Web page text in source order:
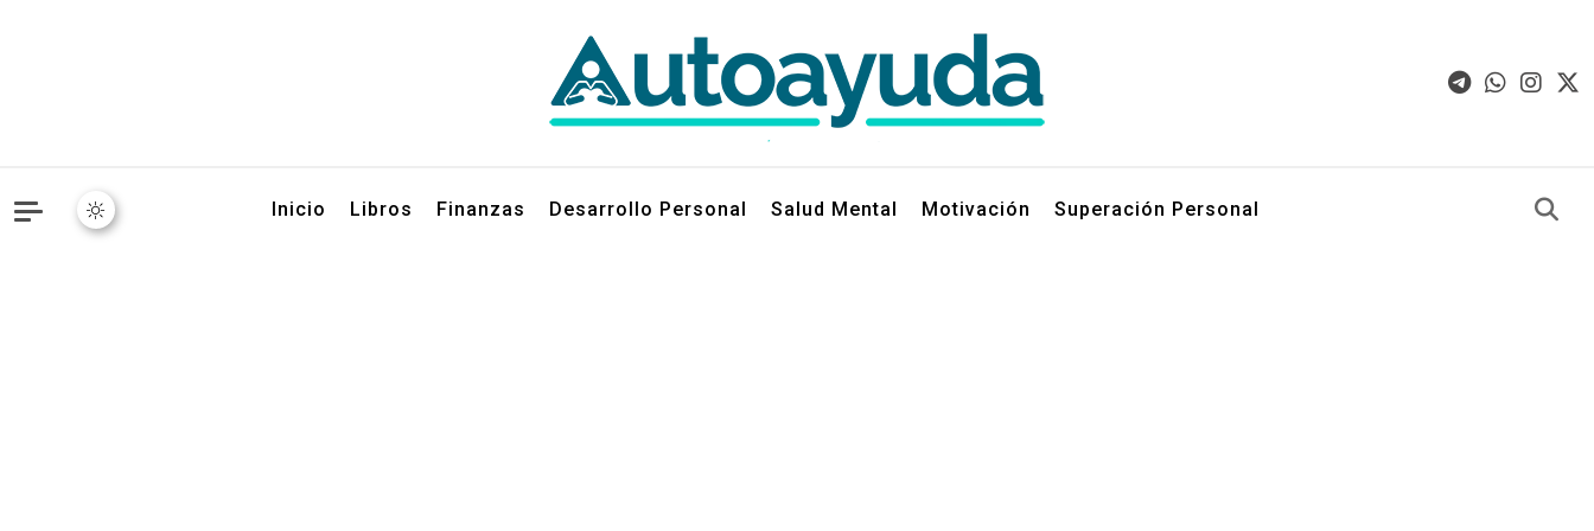
Inicio Libros Finanzas Desarrollo Personal Salud Mental Motivación Superación Personal